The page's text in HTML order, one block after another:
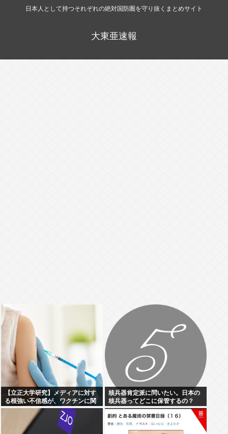
日本人として持つそれぞれの絶対国防圏を守り抜くまとめサイト
大東亜速報
【立正大学研究】メディアに対す
る根強い不信感が、ワクチンに関
する陰謀論の形成につながってい
核兵器肯定派に問いたい。日本の
核兵器ってどこに保管するの？